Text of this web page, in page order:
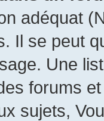
adéquat
Il se peut
Une
forums
sujets,